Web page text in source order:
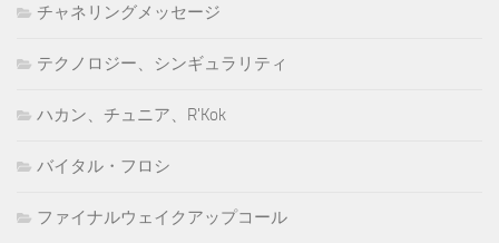
チャネリングメッセージ
テクノロジー、シンギュラリティ
ハカン、チュニア、R'Kok
バイタル・フロシ
ファイナルウェイクアップコール